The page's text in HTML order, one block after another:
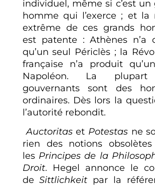
individuel, même si c’est un
homme qui l’exerce ; et la
extrême de ces grands
est patente : Athènes n’a
qu’un seul Périclès ; la
française n’a produit
Napoléon. La
gouvernants sont des
ordinaires. Dès lors la
l’autorité rebondit.
Auctoritaset Potestas ne
rien des notions
les Principes de la
Droit. Hegel annonce le
deSittlichkeit par la